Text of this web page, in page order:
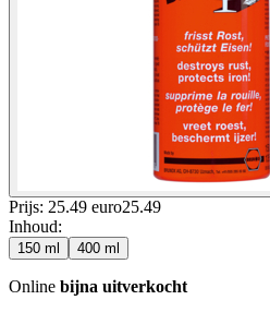
Prijs: 25.49 euro25.49
Inhoud:
150 ml 400 ml
Online bijna uitverkocht